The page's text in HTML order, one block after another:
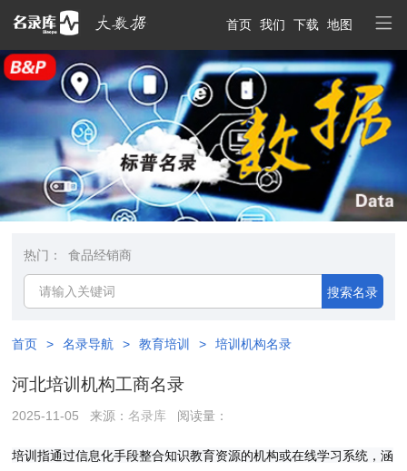
首页 我们 下载 地图
热门： 食品经销商
搜索名录
首页 > 名录导航 > 教育培训 > 培训机构名录
河北培训机构工商名录
2025-11-05 来源：名录库 阅读量：
培训指通过信息化手段整合知识教育资源的机构或在线学习系统，涵